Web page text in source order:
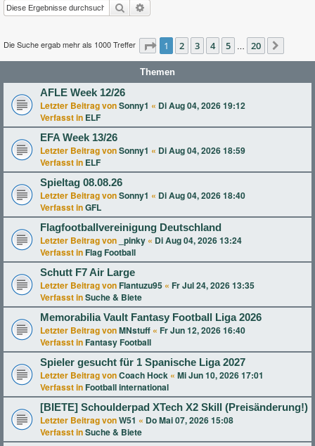
Suche
Die Suche ergab mehr als 1000 Treffer Seite1 von 20
1 2 3 4 5 … 20
Themen
AFLE Week 12/26
Letzter Beitrag vonSonny1 « Di Aug 04, 2026 19:12
Verfasst in ELF
EFA Week 13/26
Letzter Beitrag vonSonny1 « Di Aug 04, 2026 18:59
Verfasst in ELF
Spieltag 08.08.26
Letzter Beitrag vonSonny1 « Di Aug 04, 2026 18:40
Verfasst inGFL
Flagfootballvereinigung Deutschland
Letzter Beitrag von _pinky « Di Aug 04, 2026 13:24
Verfasst in Flag Football
Schutt F7 Air Large
Letzter Beitrag von Flantuzu95 « Fr Jul 24, 2026 13:35
Verfasst inSuche & Biete
Memorabilia Vault Fantasy Football Liga 2026
Letzter Beitrag vonMNstuff « Fr Jun 12, 2026 16:40
Verfasst in Fantasy Football
Spieler gesucht für 1 Spanische Liga 2027
Letzter Beitrag vonCoach Hock « Mi Jun 10, 2026 17:01
Verfasst in Football international
[BIETE] Schoulderpad XTech X2 Skill (Preisänderung!)
Letzter Beitrag vonW51 « Do Mai 07, 2026 15:08
Verfasst inSuche & Biete